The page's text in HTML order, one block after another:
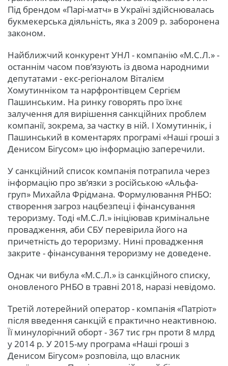
Під брендом «Парі-матч» в Україні здійснювалась
букмекерська діяльність, яка з 2009 р. заборонена
законом.
Найближчий конкурент УНЛ - компанію «М.С.Л.» -
останнім часом пов’язують із двома народними
депутатами - екс-регіоналом Віталієм
Хомутинніком та нарфронтівцем Сергієм
Пашинським. На ринку говорять про їхнє
залучення для вирішення санкційних проблем
компанії, зокрема, за частку в ній. І Хомутиннік, і
Пашинський в коментарях програмі «Наші гроші з
Денисом Бігусом» цю інформацію заперечили.
У санкційний список компанія потрапила через
інформацію про зв’язки з російською «Альфа-
груп» Михайла Фрідмана. Формулювання РНБО:
створення загроз нацбезпеці і фінансування
тероризму. Тоді «М.С.Л.» ініціював кримінальне
провадження, аби СБУ перевірила його на
причетність до тероризму. Нині провадження
закрите - фінансування тероризму не доведене.
Однак чи вибула «М.С.Л.» із санкційного списку,
оновленого РНБО в травні 2018, наразі невідомо.
Третій лотерейний оператор - компанія «Патріот»
після введення санкцій є практично неактивною.
Її минулорічний оборт - 367 тис грн проти 8 млрд
у 2014 р. У 2015-му програма «Наші гроші з
Денисом Бігусом» розповіла, що власник